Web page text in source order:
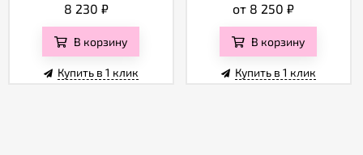
8 230 ₽
В корзину
Купить в 1 клик
от 8 250₽
В корзину
Купить в 1 клик